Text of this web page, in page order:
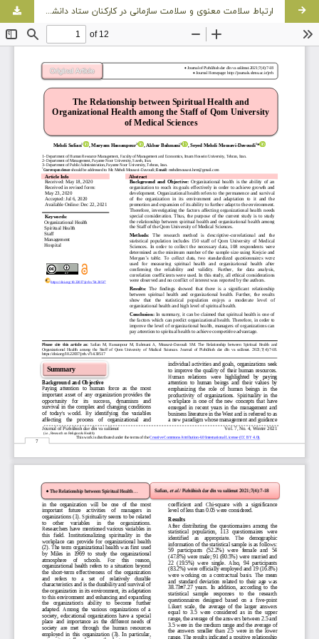
ارتباط سلامت معنوی و سلامت سازمانی در کارکنان ستاد دانشگاه علوم پزشکی قم